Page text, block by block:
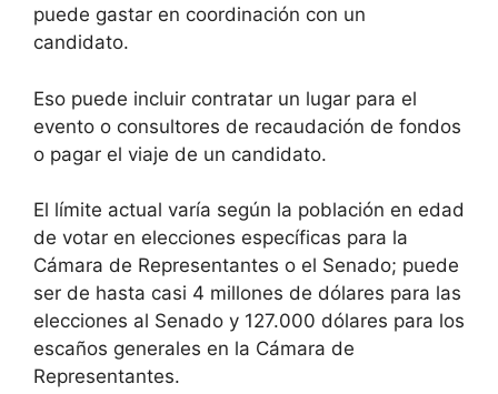
puede gastar en coordinación con un
candidato.
Eso puede incluir contratar un lugar para el
evento o consultores de recaudación de fondos
o pagar el viaje de un candidato.
El límite actual varía según la población en edad
de votar en elecciones específicas para la
Cámara de Representantes o el Senado; puede
ser de hasta casi 4 millones de dólares para las
elecciones al Senado y 127.000 dólares para los
escaños generales en la Cámara de
Representantes.